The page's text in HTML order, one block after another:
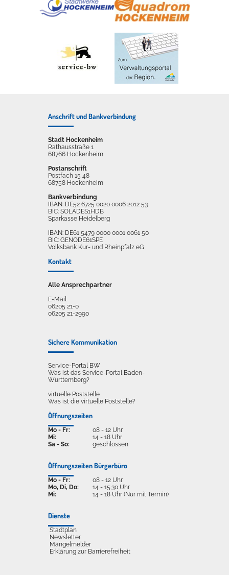
Anschrift und Bankverbindung
Stadt Hockenheim
Rathausstraße 1
68766 Hockenheim
Postanschrift
Postfach 15 48
68758 Hockenheim
Bankverbindung
IBAN: DE52 6725 0020 0006 2012 53
BIC: SOLADES1HDB
Sparkasse Heidelberg
IBAN: DE61 5479 0000 0001 0061 50
BIC: GENODE61SPE
Volksbank Kur- und Rheinpfalz eG
Kontakt
Alle Ansprechpartner
E-Mail
06205 21-0
06205 21-2990
Sichere Kommunikation
Service-Portal BW
Was ist das Service-Portal Baden-
Württemberg?
virtuelle Poststelle
Was ist die virtuelle Poststelle?
Öffnungszeiten
Mo - Fr:
Mi:
Sa - So:
08 - 12 Uhr
14 - 18 Uhr
geschlossen
Öffnungszeiten Bürgerbüro
Mo - Fr:
Mo, Di, Do:
Mi:
08 - 12 Uhr
14 - 15.30 Uhr
14 - 18 Uhr (Nur mit Termin)
Dienste
Stadtplan
Newsletter
Mängelmelder
Erklärung zur Barrierefreiheit